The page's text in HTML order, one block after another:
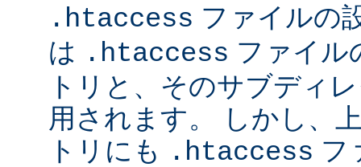
.htaccess ファイルの
は .htaccess ファイル
トリと、そのサブディ
用されます。 しかし、
トリにも
.htaccess フ